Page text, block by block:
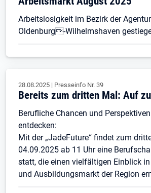
Arbeitslosigkeit im Bezirk der
Oldenburg-Wilhelmshaven
28.08.2025 | Presseinfo Nr. 39
Bereits zum dritten Mal: Auf
Berufliche Chancen und
entdecken:
Mit der „JadeFuture“ findet zum
04.09.2025 ab 11 Uhr eine
statt, die einen vielfältigen Einblick
und Ausbildungsmarkt der Region